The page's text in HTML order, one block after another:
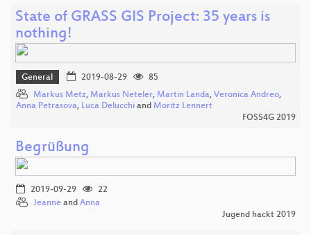
State of GRASS GIS Project: 35 years is
nothing!
General 2019-08-29
85
Markus Metz, Markus Neteler, Martin Landa, Veronica Andreo,
Anna Petrasova, Luca Delucchi and Moritz Lennert
FOSS4G 2019
Begrüßung
2019-09-29
22
Jeanne and Anna
Jugend hackt 2019